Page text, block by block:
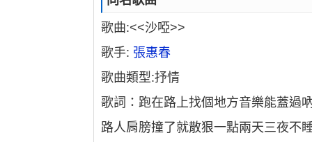
歌曲:<<沙啞>>
歌手: 張惠春
歌曲類型:抒情
歌詞：跑在路上找個地方音樂能蓋過
路人肩膀撞了就散狠一點兩天三夜不